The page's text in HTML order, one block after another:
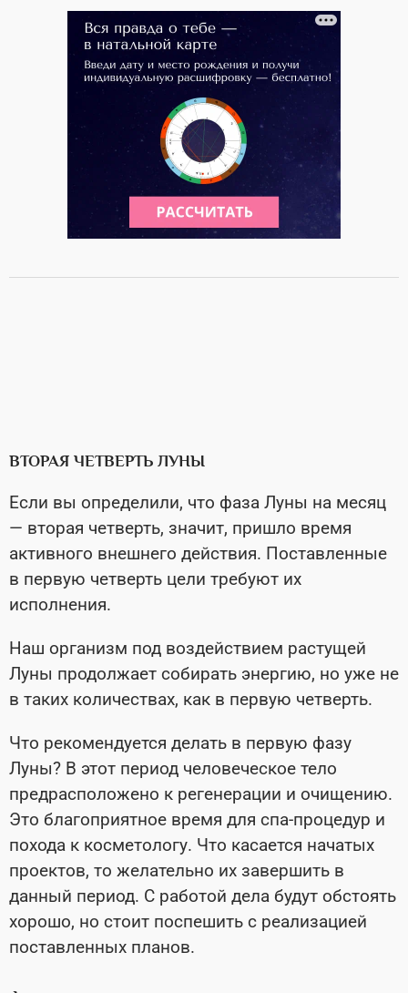
ВТОРАЯ ЧЕТВЕРТЬ ЛУНЫ
Если вы определили, что фаза Луны на месяц
— вторая четверть, значит, пришло время
активного внешнего действия. Поставленные
в первую четверть цели требуют их
исполнения.
Наш организм под воздействием растущей
Луны продолжает собирать энергию, но уже не
в таких количествах, как в первую четверть.
Что рекомендуется делать в первую фазу
Луны? В этот период человеческое тело
предрасположено к регенерации и очищению.
Это благоприятное время для спа-процедур и
похода к косметологу. Что касается начатых
проектов, то желательно их завершить в
данный период. С работой дела будут обстоять
хорошо, но стоит поспешить с реализацией
поставленных планов.